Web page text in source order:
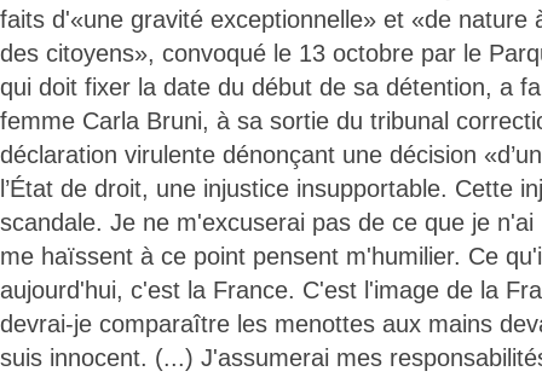
faits d'«une gravité exceptionnelle» et «de nature
des citoyens», convoqué le 13 octobre par le
qui doit fixer la date du début de sa détention, a
femme Carla Bruni, à sa sortie du tribunal
déclaration virulente dénonçant une décision
l’État de droit, une injustice insupportable. Cette
scandale. Je ne m'excuserai pas de ce que je
me haïssent à ce point pensent m'humilier. Ce
aujourd'hui, c'est la France. C'est l'image de la
devrai-je comparaître les menottes aux mains
suis innocent. (...) J'assumerai mes